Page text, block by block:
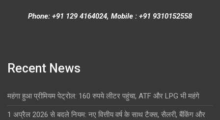
Phone: +91 129 4164024, Mobile : +91 9310152558
Recent News
महंगा हुआ प्रीमियम पेट्रोल: 160 रुपये लीटर पहुंचा, ATF और LPG भी महंगे
1 अप्रैल 2026 से बदले नियम: नए वित्तीय वर्ष के साथ टैक्स, सैलरी, बैंकिंग और